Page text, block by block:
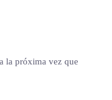
la próxima vez que